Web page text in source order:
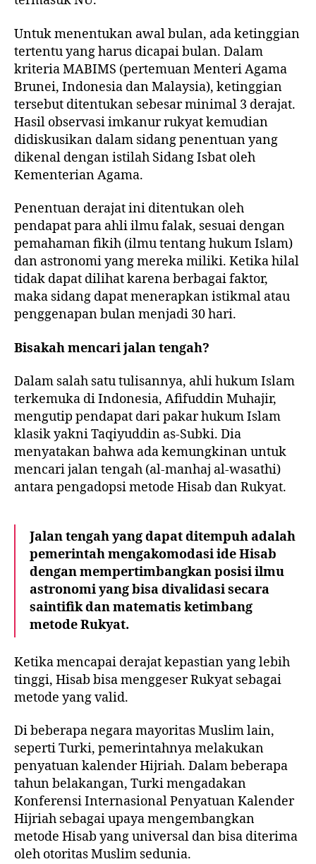
Untuk menentukan awal bulan, ada ketinggian
tertentu yang harus dicapai bulan. Dalam
kriteria MABIMS (pertemuan Menteri Agama
Brunei, Indonesia dan Malaysia), ketinggian
tersebut ditentukan sebesar minimal 3 derajat.
Hasil observasi imkanur rukyat kemudian
didiskusikan dalam sidang penentuan yang
dikenal dengan istilah Sidang Isbat oleh
Kementerian Agama.
Penentuan derajat ini ditentukan oleh
pendapat para ahli ilmu falak, sesuai dengan
pemahaman fikih (ilmu tentang hukum Islam)
dan astronomi yang mereka miliki. Ketika hilal
tidak dapat dilihat karena berbagai faktor,
maka sidang dapat menerapkan istikmal atau
penggenapan bulan menjadi 30 hari.
Bisakah mencari jalan tengah?
Dalam salah satu tulisannya, ahli hukum Islam
terkemuka di Indonesia, Afifuddin Muhajir,
mengutip pendapat dari pakar hukum Islam
klasik yakni Taqiyuddin as-Subki. Dia
menyatakan bahwa ada kemungkinan untuk
mencari jalan tengah (al-manhaj al-wasathi)
antara pengadopsi metode Hisab dan Rukyat.
Jalan tengah yang dapat ditempuh adalah
pemerintah mengakomodasi ide Hisab
dengan mempertimbangkan posisi ilmu
astronomi yang bisa divalidasi secara
saintifik dan matematis ketimbang
metode Rukyat.
Ketika mencapai derajat kepastian yang lebih
tinggi, Hisab bisa menggeser Rukyat sebagai
metode yang valid.
Di beberapa negara mayoritas Muslim lain,
seperti Turki, pemerintahnya melakukan
penyatuan kalender Hijriah. Dalam beberapa
tahun belakangan, Turki mengadakan
Konferensi Internasional Penyatuan Kalender
Hijriah sebagai upaya mengembangkan
metode Hisab yang universal dan bisa diterima
oleh otoritas Muslim sedunia.